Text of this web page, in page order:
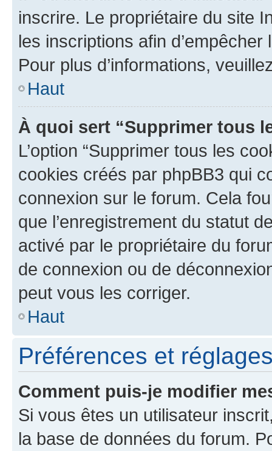
inscrire. Le propriétaire du site
les inscriptions afin
Pour plus d’informations,
Haut
À quoi sert “Supprimer tous
L’option “Supprimer tous les
cookies créés par phpBB3 qui
connexion sur le forum. Cela
que l’enregistrement du statut
activé par le propriétaire du
de connexion ou de
peut vous les corriger.
Haut
Préférences et
Comment puis-je modifier
Si vous êtes un utilisateur
la base de données du forum.